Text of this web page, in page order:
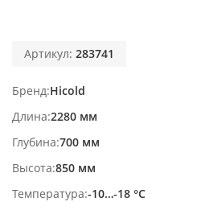
Артикул: 283741
Бренд Hicold
Длина 2280 мм
Глубина 700 мм
Высота 850 мм
Температура -10…-18 °С